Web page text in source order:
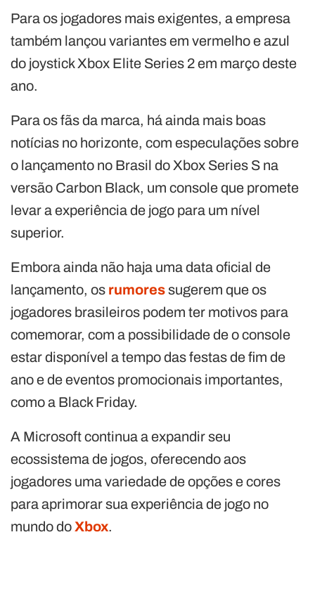
Para os jogadores mais exigentes, a empresa
também lançou variantes em vermelho e azul
do joystick Xbox Elite Series 2 em março deste
ano.
Para os fãs da marca, há ainda mais boas
notícias no horizonte, com especulações sobre
o lançamento no Brasil do Xbox Series S na
versão Carbon Black, um console que promete
levar a experiência de jogo para um nível
superior.
Embora ainda não haja uma data oficial de
lançamento, os rumoressugerem que os
jogadores brasileiros podem ter motivos para
comemorar, com a possibilidade de o console
estar disponível a tempo das festas de fim de
ano e de eventos promocionais importantes,
como a Black Friday.
A Microsoft continua a expandir seu
ecossistema de jogos, oferecendo aos
jogadores uma variedade de opções e cores
para aprimorar sua experiência de jogo no
mundo do Xbox.